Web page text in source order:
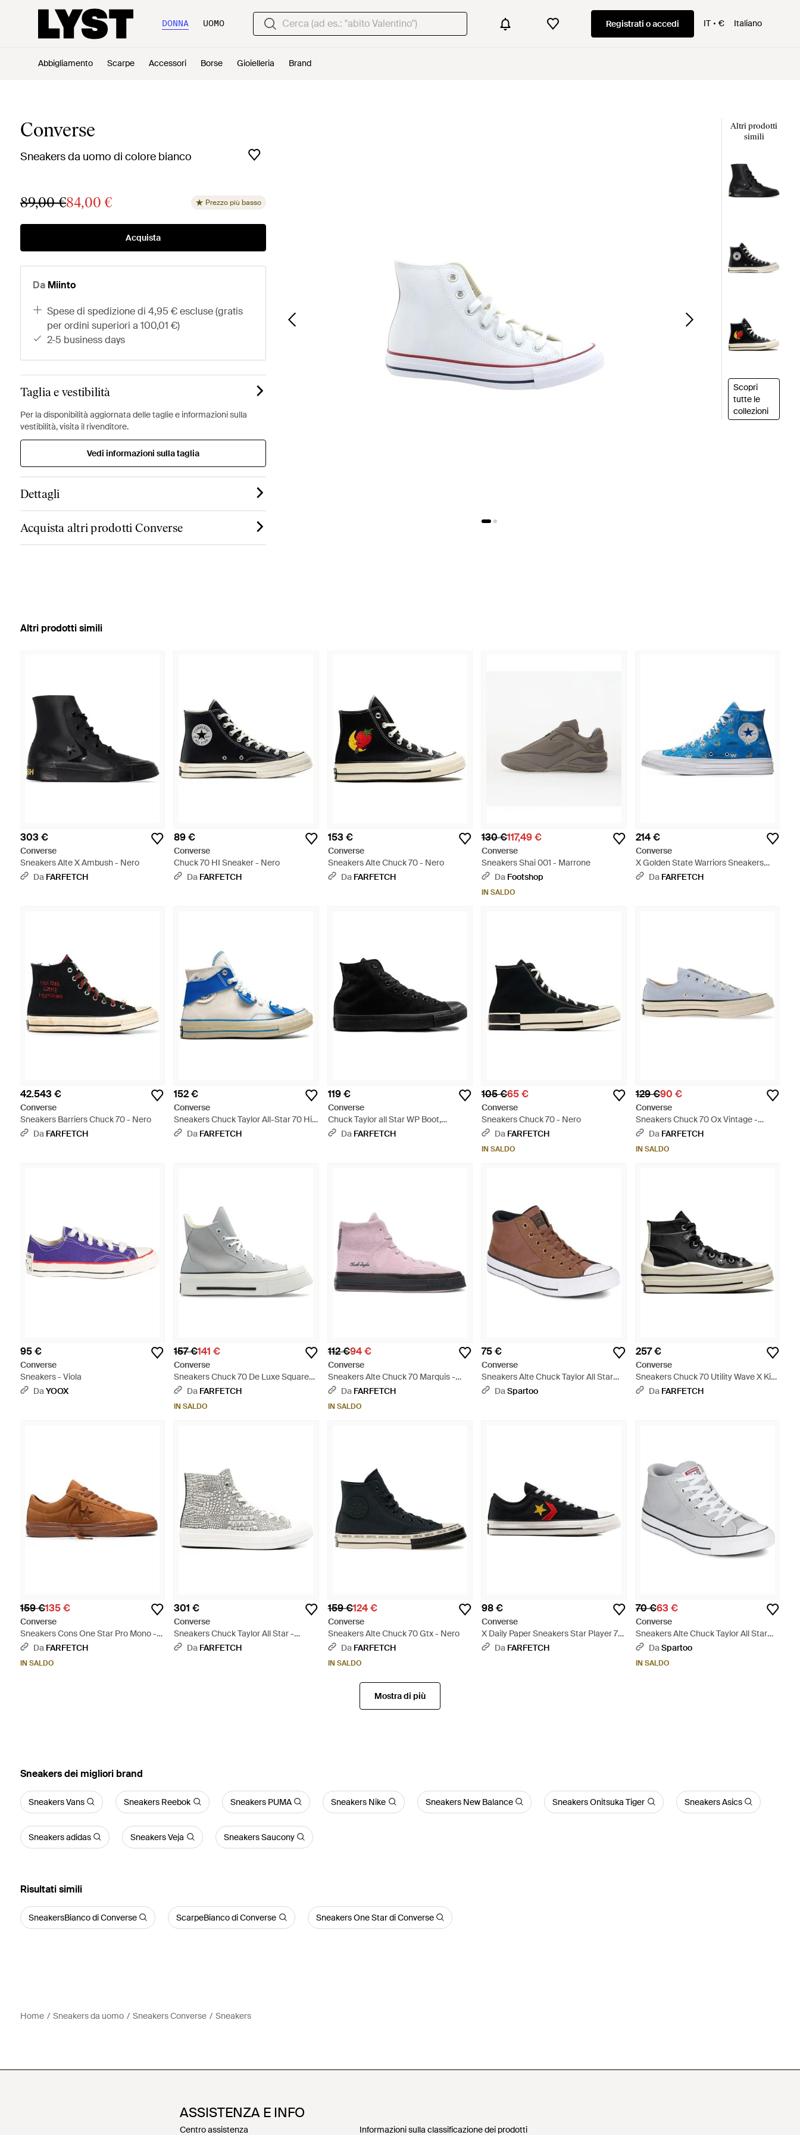
DONNA UOMO Registrati o accedi IT € Italiano
Abbigliamento Scarpe Accessori Borse Gioielleria Brand
Converse
Sneakers da uomo di colore bianco
89,00 €84,00 € Prezzo più basso
Acquista
Da Miinto
spese di spedizione di 4,95 € escluse (gratis
per ordini superiori a 100,01 €)
2-5 business days
Taglia e vestibilità
Per la disponibilità aggiornata delle taglie e informazioni sulla
vestibilità, visita il rivenditore.
Vedi informazioni sulla taglia
Dettagli
Acquista altri prodotti Converse
Altri prodotti
simili
Scopri
tutte le
collezioni
Altri prodotti simili
303 €
Converse
Sneakers Alte X Ambush - Nero
Da FARFETCH
89 €
Converse
Chuck 70 HI Sneaker - Nero
Da FARFETCH
153 €
Converse
Sneakers Alte Chuck 70 - Nero
Da FARFETCH
130 €117,49 €
Converse
Sneakers Shai 001 - Marrone
Da Footshop
IN SALDO
214 €
Converse
X Golden State Warriors Sneakers
Alte Chuck Taylor All Star 70 - Blu
Da FARFETCH
42.543 €
Converse
Sneakers Barriers Chuck 70 - Nero
Da FARFETCH
152 €
Converse
Sneakers Chuck Taylor All-Star 70 Hi
X Adererror - Blu
Da FARFETCH
119 €
Converse
Chuck Taylor all Star WP Boot,
Sneaker a Collo Alto Unisex - Nero
Da FARFETCH
105 €65 €
Converse
Sneakers Chuck 70 - Nero
Da FARFETCH
IN SALDO
129 €90 €
Converse
Sneakers Chuck 70 Ox Vintage -
Bianco
Da FARFETCH
IN SALDO
95 €
Converse
Sneakers - Viola
DaYOOX
157 €141 €
Converse
Sneakers Chuck 70 De Luxe Squared
- Bianco
Da FARFETCH
IN SALDO
112 €94 €
Converse
Sneakers Alte Chuck 70 Marquis -
RosaDa FARFETCH
IN SALDO
75 €
Converse
Sneakers Alte Chuck Taylor All Star
Malden Street - Marrone
DaSpartoo
257 €
Converse
Sneakers Chuck 70 Utility Wave X Kim
Jones - Nero
Da FARFETCH
159 €135 €
Converse
Sneakers Cons One Star Pro Mono -
Marrone
Da FARFETCH
IN SALDO
301 €
Converse
Sneakers Chuck Taylor All Star -
Bianco
Da FARFETCH
159 €124 €
Converse
Sneakers Alte Chuck 70 Gtx - Nero
Da FARFETCH
IN SALDO
98 €
Converse
X Daily Paper Sneakers Star Player 76'
- Nero
Da FARFETCH
70 €63 €
Converse
Sneakers Alte Chuck Taylor All Star
Malden Street - Bianco
DaSpartoo
IN SALDO
Mostra di più
‪Sneakers‬ dei migliori brand
Sneakers Vans Sneakers Reebok Sneakers PUMA Sneakers Nike Sneakers New Balance Sneakers Onitsuka Tiger Sneakers Asics
Sneakers adidas Sneakers Veja Sneakers Saucony
Risultati simili
SneakersBianco di Converse ScarpeBianco di Converse Sneakers One Star di Converse
Home Sneakers da uomo Sneakers Converse Sneakers
ASSISTENZA E INFO
Centro assistenza Informazioni sulla classificazione dei prodotti